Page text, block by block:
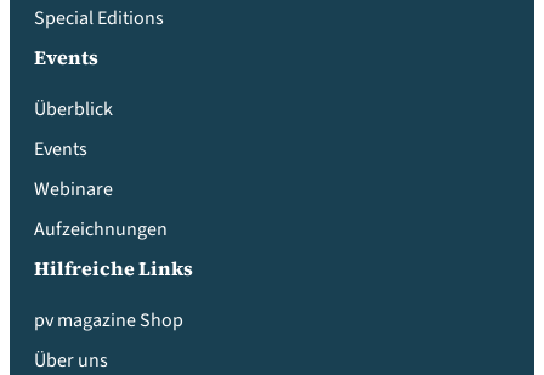
Special Editions
Events
Überblick
Events
Webinare
Aufzeichnungen
Hilfreiche Links
pv magazine Shop
Über uns